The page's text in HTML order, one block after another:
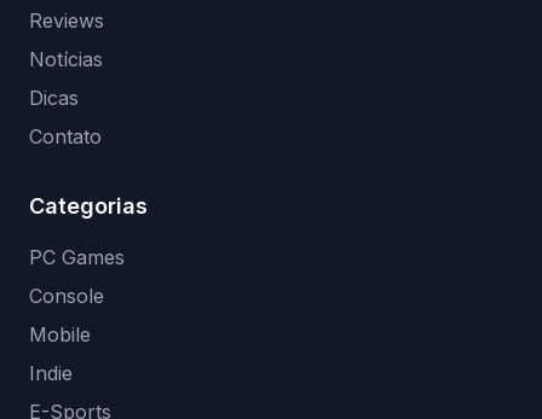
Reviews
Notícias
Dicas
Contato
Categorias
PC Games
Console
Mobile
Indie
E-Sports